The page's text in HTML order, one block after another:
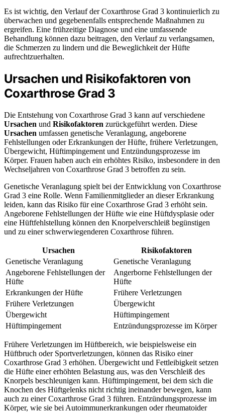
Es ist wichtig, den Verlauf der Coxarthrose Grad 3 kontinuierlich zu
überwachen und gegebenenfalls entsprechende Maßnahmen zu
ergreifen. Eine frühzeitige Diagnose und eine umfassende
Behandlung können dazu beitragen, den Verlauf zu verlangsamen,
die Schmerzen zu lindern und die Beweglichkeit der Hüfte
aufrechtzuerhalten.
Ursachen und Risikofaktoren von
Coxarthrose Grad 3
Die Entstehung von Coxarthrose Grad 3 kann auf verschiedene
Ursachen und Risikofaktoren zurückgeführt werden. Diese
Ursachen umfassen genetische Veranlagung, angeborene
Fehlstellungen oder Erkrankungen der Hüfte, frühere Verletzungen,
Übergewicht, Hüftimpingement und Entzündungsprozesse im
Körper. Frauen haben auch ein erhöhtes Risiko, insbesondere in den
Wechseljahren von Coxarthrose Grad 3 betroffen zu sein.
Genetische Veranlagung spielt bei der Entwicklung von Coxarthrose
Grad 3 eine Rolle. Wenn Familienmitglieder an dieser Erkrankung
leiden, kann das Risiko für eine Coxarthrose Grad 3 erhöht sein.
Angeborene Fehlstellungen der Hüfte wie eine Hüftdysplasie oder
eine Hüftfehlstellung können den Knorpelverschleiß begünstigen
und zu einer schwerwiegenderen Coxarthrose führen.
Ursachen
Risikofaktoren
Genetische Veranlagung
Genetische Veranlagung
Angeborene Fehlstellungen der
Hüfte
Angerborne Fehlstellungen der
Hüfte
Erkrankungen der Hüfte
Frühere Verletzungen
Frühere Verletzungen
Übergewicht
Übergewicht
Hüftimpingement
Hüftimpingement
Entzündungsprozesse im Körper
Frühere Verletzungen im Hüftbereich, wie beispielsweise ein
Hüftbruch oder Sportverletzungen, können das Risiko einer
Coxarthrose Grad 3 erhöhen. Übergewicht und Fettleibigkeit setzen
die Hüfte einer erhöhten Belastung aus, was den Verschleiß des
Knorpels beschleunigen kann. Hüftimpingement, bei dem sich die
Knochen des Hüftgelenks nicht richtig ineinander bewegen, kann
auch zu einer Coxarthrose Grad 3 führen. Entzündungsprozesse im
Körper, wie sie bei Autoimmunerkrankungen oder rheumatoider